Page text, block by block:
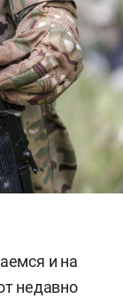
и на
недавно